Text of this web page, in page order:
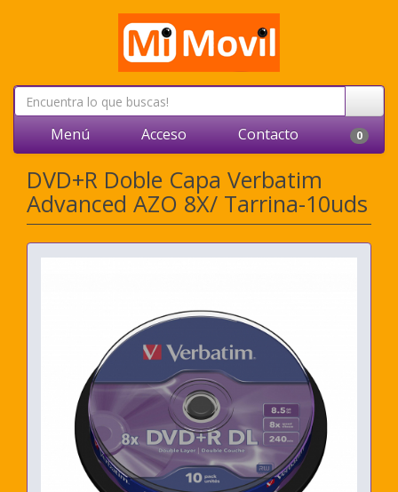
Menú Acceso Contacto 0
DVD+R Doble Capa Verbatim
Advanced AZO 8X/ Tarrina-10uds